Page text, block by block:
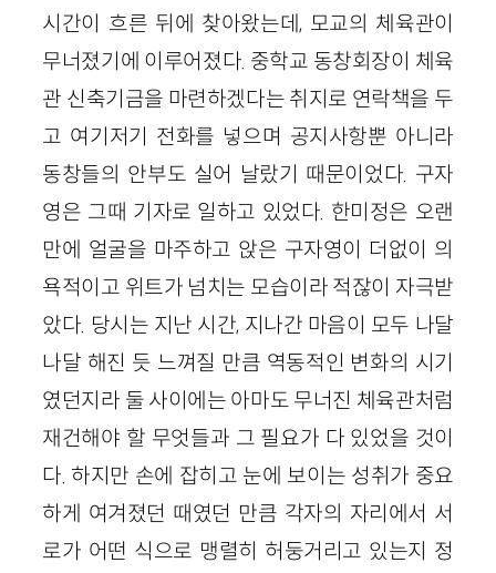
시간이 흐른 뒤에 찾아왔는데, 모교의 체육관이
무너졌기에 이루어졌다. 중학교 동창회장이 체육
관 신축기금을 마련하겠다는 취지로 연락책을 두
고 여기저기 전화를 넣으며 공지사항뿐 아니라
동창들의 안부도 실어 날랐기 때문이었다. 구자
영은 그때 기자로 일하고 있었다. 한미정은 오랜
만에 얼굴을 마주하고 앉은 구자영이 더없이 의
욕적이고 위트가 넘치는 모습이라 적잖이 자극받
았다. 당시는 지난 시간, 지나간 마음이 모두 나달
나달 해진 듯 느껴질 만큼 역동적인 변화의 시기
였던지라 둘 사이에는 아마도 무너진 체육관처럼
재건해야 할 무엇들과 그 필요가 다 있었을 것이
다. 하지만 손에 잡히고 눈에 보이는 성취가 중요
하게 여겨졌던 때였던 만큼 각자의 자리에서 서
로가 어떤 식으로 맹렬히 허둥거리고 있는지 정